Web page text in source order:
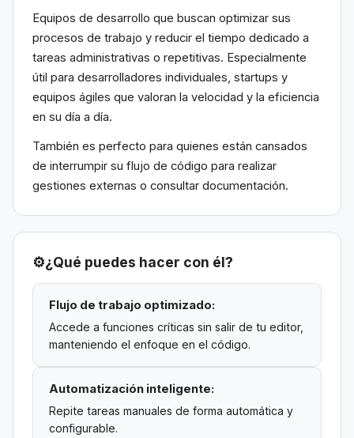
Equipos de desarrollo que buscan optimizar sus
procesos de trabajo y reducir el tiempo dedicado a
tareas administrativas o repetitivas. Especialmente
útil para desarrolladores individuales, startups y
equipos ágiles que valoran la velocidad y la eficiencia
en su día a día.
También es perfecto para quienes están cansados
de interrumpir su flujo de código para realizar
gestiones externas o consultar documentación.
⚙️¿Qué puedes hacer con él?
Flujo de trabajo optimizado:
Accede a funciones críticas sin salir de tu editor,
manteniendo el enfoque en el código.
Automatización inteligente:
Repite tareas manuales de forma automática y
configurable.